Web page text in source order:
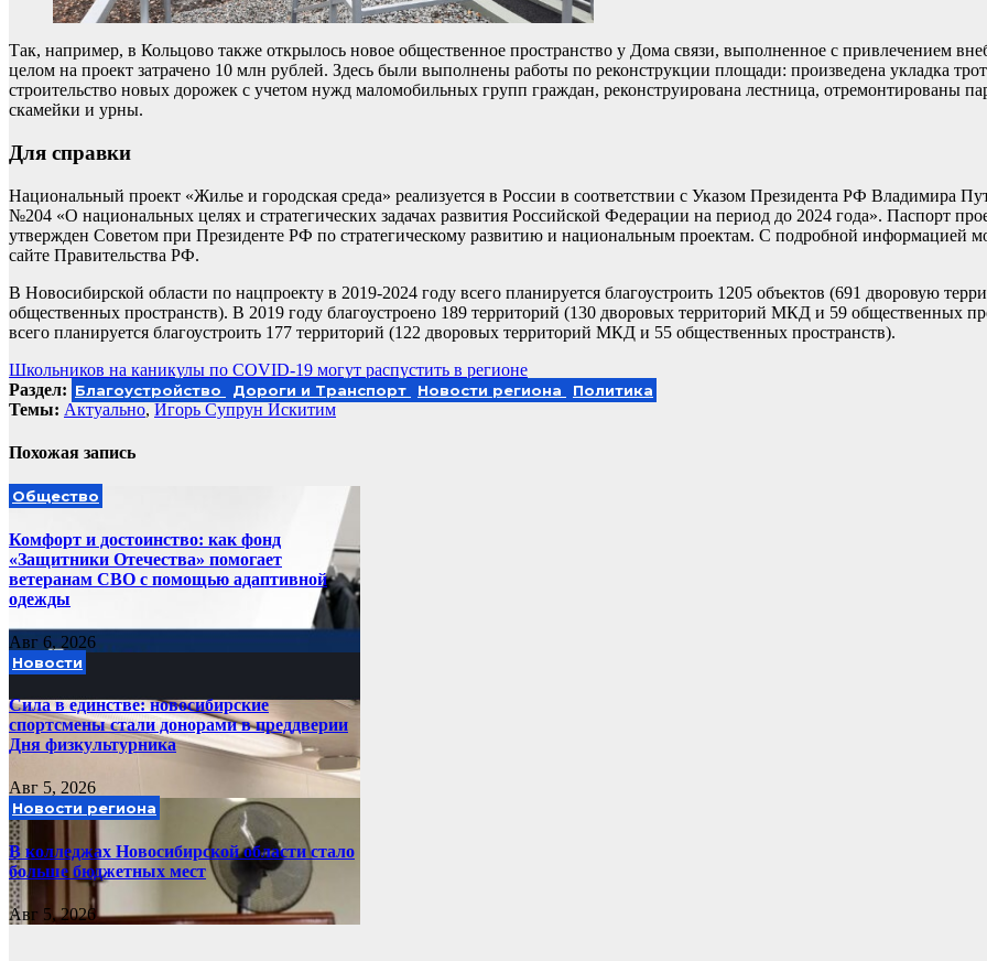
Так, например, в Кольцово также открылось новое общественное пространство у Дома связи, выполненное с привлечением
целом на проект затрачено 10 млн рублей. Здесь были выполнены работы по реконструкции площади: произведена укладка
строительство новых дорожек с учетом нужд маломобильных групп граждан, реконструирована лестница, отремонтированы
скамейки и урны.
Для справки
Национальный проект «Жилье и городская среда» реализуется в России в соответствии с Указом Президента РФ Владимира
№204 «О национальных целях и стратегических задачах развития Российской Федерации на период до 2024 года». Паспорт
утвержден Советом при Президенте РФ по стратегическому развитию и национальным проектам. С подробной информацией
сайте Правительства РФ.
В Новосибирской области по нацпроекту в 2019-2024 году всего планируется благоустроить 1205 объектов (691 дворовую
общественных пространств). В 2019 году благоустроено 189 территорий (130 дворовых территорий МКД и 59 общественных
всего планируется благоустроить 177 территорий (122 дворовых территорий МКД и 55 общественных пространств).
Навигация
по
Школьников на каникулы по COVID-19 могут распустить в регионе
Раздел: Благоустройство Дороги и Транспорт Новости региона Политика
Темы: Актуально, Игорь Супрун Искитим
Похожая запись
Общество
Комфорт и достоинство: как фонд
«Защитники Отечества» помогает
ветеранам СВО с помощью адаптивной
одежды
Авг 6, 2026
Новости
Сила в единстве: новосибирские
спортсмены стали донорами в преддверии
Дня физкультурника
Авг 5, 2026
Новости региона
В колледжах Новосибирской области стало
больше бюджетных мест
Авг 5, 2026